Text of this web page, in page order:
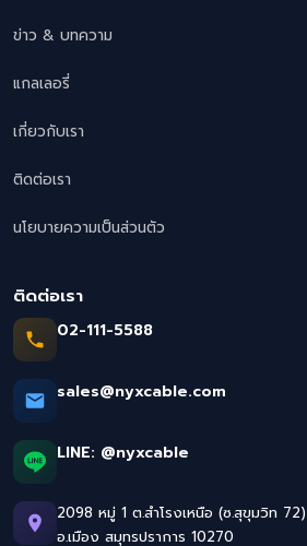
ข่าว & บทความ
แกลเลอรี่
เกี่ยวกับเรา
ติดต่อเรา
นโยบายความเป็นส่วนตัว
ติดต่อเรา
02-111-5588
sales@nyxcable.com
LINE: @nyxcable
2098 หมู่ 1 ต.สำโรงเหนือ (ซ.สุขุมวิท 72)
อ.เมือง สมุทรปราการ 10270